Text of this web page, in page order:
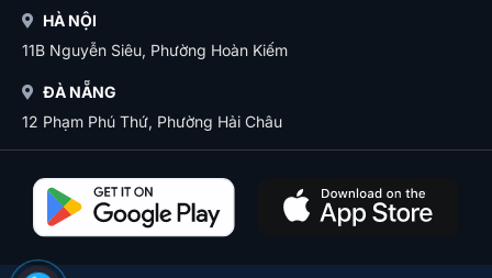
HÀ NỘI
11B Nguyễn Siêu, Phường Hoàn Kiếm
ĐÀ NẴNG
12 Phạm Phú Thứ, Phường Hải Châu